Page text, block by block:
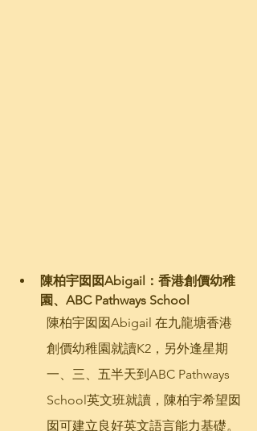
陳柏宇囡囡Abigail：香港創價幼稚
園、ABC Pathways School
陳柏宇囡囡Abigail 在九龍塘香港
創價幼稚園就讀K2，另外逢星期
一、三、五半天到ABC Pathways
School英文班就讀，陳柏宇希望囡
囡可建立良好英文語言能力基礎。